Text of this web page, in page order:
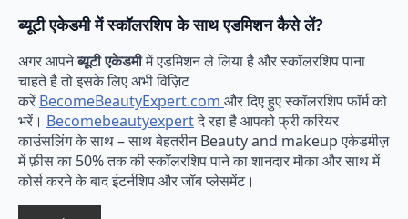
ब्यूटी एकेडमी में स्कॉलरशिप के साथ एडमिशन कैसे लें?
अगर आपनेब्यूटी एकेडमीमें एडमिशन ले लिया है और स्कॉलरशिप पाना
चाहते है तो इसके लिए अभी विज़िट
करें BecomeBeautyExpert.com और दिए हुए स्कॉलरशिप फॉर्म को
भरें। Becomebeautyexpertदे रहा है आपको फ्री करियर
काउंसलिंग के साथ – साथ बेहतरीन Beauty and makeup एकेडमीज़
में फ़ीस का 50% तक की स्कॉलरशिप पाने का शानदार मौका और साथ में
कोर्स करने के बाद इंटर्नशिप और जॉब प्लेसमेंट।